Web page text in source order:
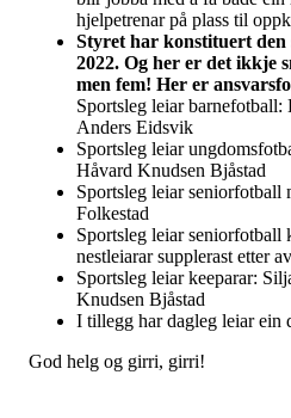
hjelpetrenar på plass til
Styret har konstituert den
2022. Og her er det ikkje
men fem! Her er
Sportsleg leiar
Anders Eidsvik
Sportsleg leiar
Håvard Knudsen Bjåstad
Sportsleg leiar seniorfotball
Folkestad
Sportsleg leiar
nestleiarar supplerast etter
Sportsleg leiar keeparar:
Knudsen Bjåstad
I tillegg har dagleg leiar ein
God helg og girri, girri!